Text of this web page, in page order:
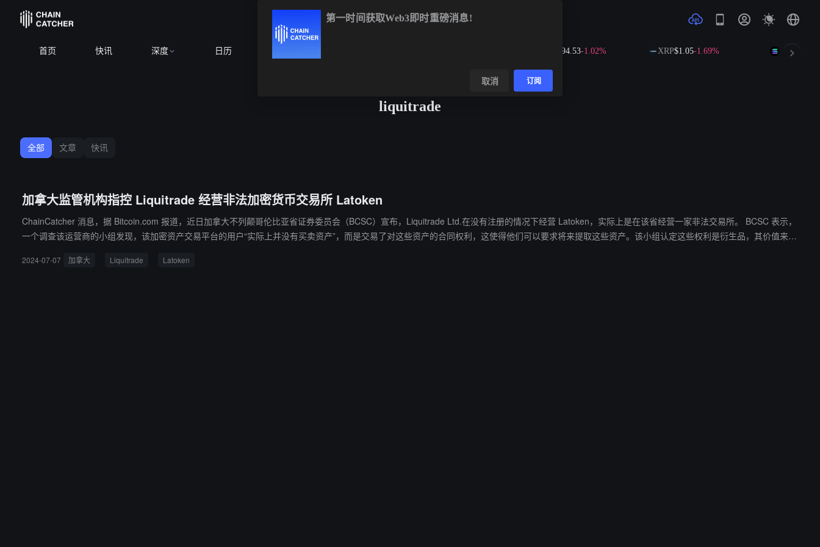
首页 快讯 深度 日历 $594.53-1.02% XRP$1.05-1.69% SOL$74.03
liquitrade
全部 文章 快讯
加拿大监管机构指控 Liquitrade 经营非法加密货币交易所 Latoken
ChainCatcher 消息，据 Bitcoin.com 报道，近日加拿大不列颠哥伦比亚省证券委员会（BCSC）宣布，Liquitrade Ltd.在没有注册的情况下经营 Latoken，实际上是在该省经营一家非法交易所。 BCSC 表示，
一个调查该运营商的小组发现，该加密资产交易平台的用户“实际上并没有买卖资产”，而是交易了对这些资产的合同权利，这使得他们可以要求将来提取这些资产。该小组认定这些权利是衍生品，其价值来自
LiquiTrade 以交易所的形式运作。但它没有得到 BCSC 的授权，而这是法案所要求的。”
2024-07-07 加拿大 Liquitrade Latoken
第一时间获取Web3即时重磅消息!
取消 订阅